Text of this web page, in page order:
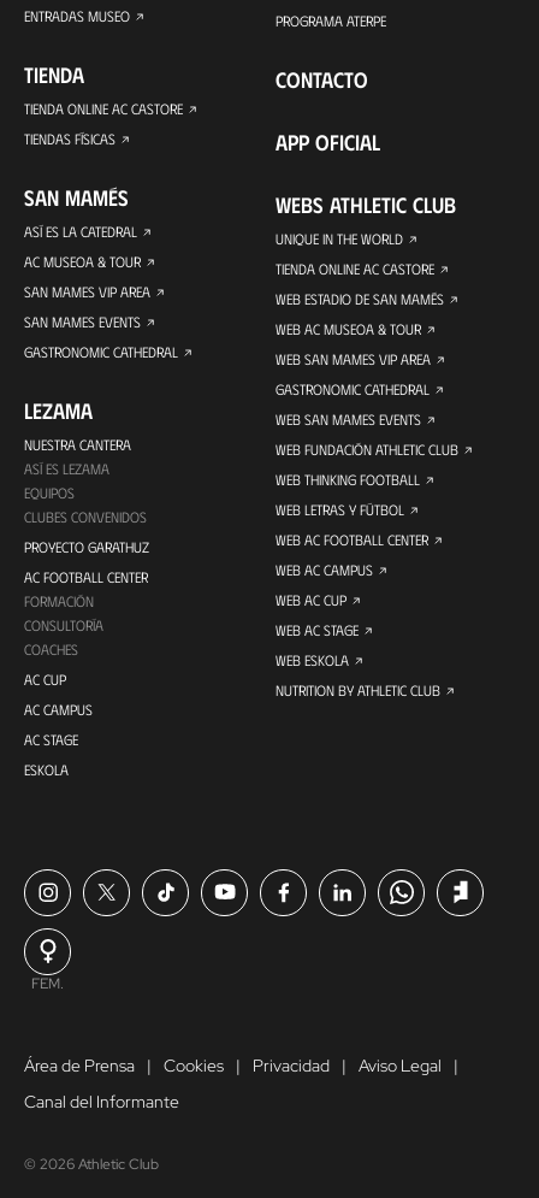
ENTRADAS MUSEO
TIENDA
TIENDA ONLINE AC CASTORE
TIENDAS FÍSICAS
SAN MAMÉS
ASÍ ES LA CATEDRAL
AC MUSEOA & TOUR
SAN MAMES VIP AREA
SAN MAMES EVENTS
GASTRONOMIC CATHEDRAL
LEZAMA
NUESTRA CANTERA
ASÍ ES LEZAMA
EQUIPOS
CLUBES CONVENIDOS
PROYECTO GARATHUZ
AC FOOTBALL CENTER
FORMACIÓN
CONSULTORÍA
COACHES
AC CUP
AC CAMPUS
AC STAGE
ESKOLA
PROGRAMA ATERPE
CONTACTO
APP OFICIAL
WEBS ATHLETIC CLUB
UNIQUE IN THE WORLD
TIENDA ONLINE AC CASTORE
WEB ESTADIO DE SAN MAMÉS
WEB AC MUSEOA & TOUR
WEB SAN MAMES VIP AREA
GASTRONOMIC CATHEDRAL
WEB SAN MAMES EVENTS
WEB FUNDACIÓN ATHLETIC CLUB
WEB THINKING FOOTBALL
WEB LETRAS Y FÚTBOL
WEB AC FOOTBALL CENTER
WEB AC CAMPUS
WEB AC CUP
WEB AC STAGE
WEB ESKOLA
NUTRITION BY ATHLETIC CLUB
FEM.
Área de Prensa Cookies Privacidad
Aviso Legal
Canal del Informante
© 2026 Athletic Club